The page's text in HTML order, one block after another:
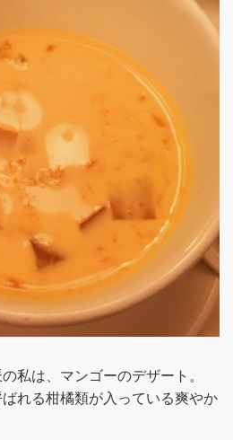
私は、マンゴーのデザート。
れる柑橘類が入っている爽やか